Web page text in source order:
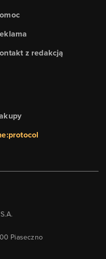
z redakcją
Piaseczno